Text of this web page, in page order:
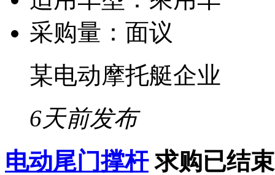
采购量： 面议
某电动摩托艇企业
6天前发布
电动尾门撑杆 求购已结束